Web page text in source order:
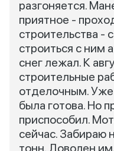
разгоняется.
приятное -
строительства -
строиться с ним
снег лежал. К
строительные
отделочным. Уже
была готова. Но
приспособил.
сейчас. Забираю
тонн. Доволен им.